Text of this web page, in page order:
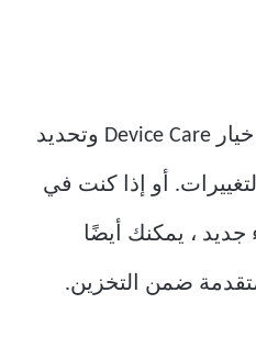
كل ما عليك فعله هو فتح خيار Device Care وتحديد
أو إذا كنت في
جديد ، يمكنك أيضًا
ضمن التخزين.